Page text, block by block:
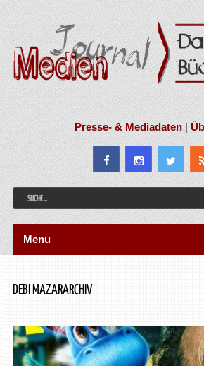
Presse- & Mediadaten|
Menu
DEBI MAZARARCHIV